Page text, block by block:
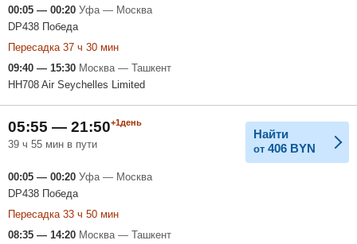
00:05 — 00:20 Уфа — Москва
DP438 Победа
Пересадка 37 ч 30 мин
09:40 — 15:30 Москва — Ташкент
HH708 Air Seychelles Limited
05:55 — 21:50+1день
39 ч 55 мин в пути
Найти
от 406 BYN
00:05 — 00:20 Уфа — Москва
DP438 Победа
Пересадка 33 ч 50 мин
08:35 — 14:20 Москва — Ташкент